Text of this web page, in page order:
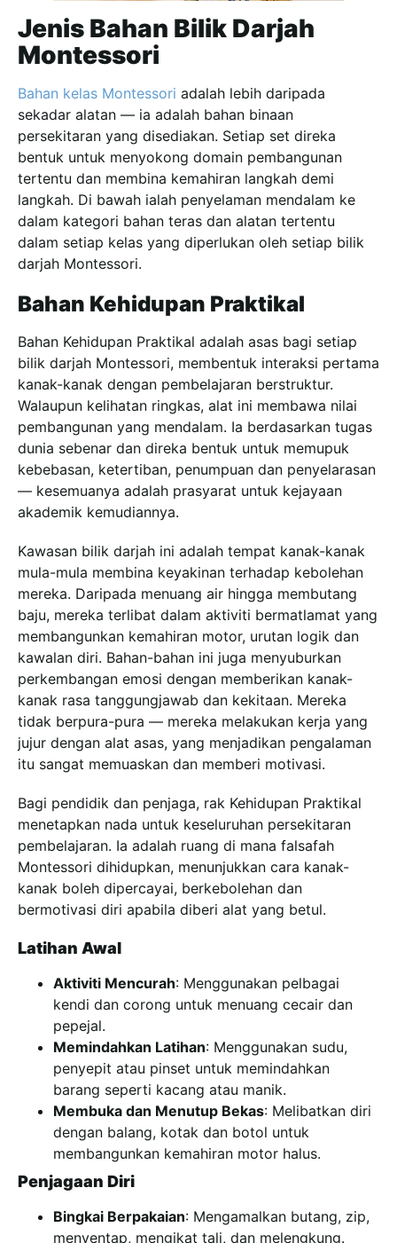
Jenis Bahan Bilik Darjah
Montessori
Bahan kelas Montessori adalah lebih daripada
sekadar alatan — ia adalah bahan binaan
persekitaran yang disediakan. Setiap set direka
bentuk untuk menyokong domain pembangunan
tertentu dan membina kemahiran langkah demi
langkah. Di bawah ialah penyelaman mendalam ke
dalam kategori bahan teras dan alatan tertentu
dalam setiap kelas yang diperlukan oleh setiap bilik
darjah Montessori.
Bahan Kehidupan Praktikal
Bahan Kehidupan Praktikal adalah asas bagi setiap
bilik darjah Montessori, membentuk interaksi pertama
kanak-kanak dengan pembelajaran berstruktur.
Walaupun kelihatan ringkas, alat ini membawa nilai
pembangunan yang mendalam. Ia berdasarkan tugas
dunia sebenar dan direka bentuk untuk memupuk
kebebasan, ketertiban, penumpuan dan penyelarasan
— kesemuanya adalah prasyarat untuk kejayaan
akademik kemudiannya.
Kawasan bilik darjah ini adalah tempat kanak-kanak
mula-mula membina keyakinan terhadap kebolehan
mereka. Daripada menuang air hingga membutang
baju, mereka terlibat dalam aktiviti bermatlamat yang
membangunkan kemahiran motor, urutan logik dan
kawalan diri. Bahan-bahan ini juga menyuburkan
perkembangan emosi dengan memberikan kanak-
kanak rasa tanggungjawab dan kekitaan. Mereka
tidak berpura-pura — mereka melakukan kerja yang
jujur dengan alat asas, yang menjadikan pengalaman
itu sangat memuaskan dan memberi motivasi.
Bagi pendidik dan penjaga, rak Kehidupan Praktikal
menetapkan nada untuk keseluruhan persekitaran
pembelajaran. Ia adalah ruang di mana falsafah
Montessori dihidupkan, menunjukkan cara kanak-
kanak boleh dipercayai, berkebolehan dan
bermotivasi diri apabila diberi alat yang betul.
Latihan Awal
Aktiviti Mencurah: Menggunakan pelbagai
kendi dan corong untuk menuang cecair dan
pepejal.
Memindahkan Latihan: Menggunakan sudu,
penyepit atau pinset untuk memindahkan
barang seperti kacang atau manik.
Membuka dan Menutup Bekas: Melibatkan diri
dengan balang, kotak dan botol untuk
membangunkan kemahiran motor halus.
Penjagaan Diri
Bingkai Berpakaian: Mengamalkan butang, zip,
menyentap, mengikat tali, dan melengkung.